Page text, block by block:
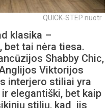
QUICK-STEP nuotr.
klasika –
bet tai nėra tiesa.
Shabby Chic,
Viktorijos
interjero stiliai yra
elegantiški, bet kaip
stilių, kad jis